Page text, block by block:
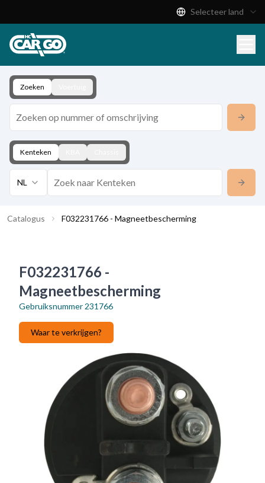
Download
Contact
Selecteer land
Zoeken
Kenteken
NL
Catalogus F032231766 - Magneetbescherming
F032231766 -
Magneetbescherming
Gebruiksnummer 231766
Waar te verkrijgen?